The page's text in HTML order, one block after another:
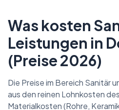
Was kosten
Leistungen in
(Preise 2026)
Die Preise im Bereich Sanitär
aus den reinen Lohnkosten
Materialkosten (Rohre,